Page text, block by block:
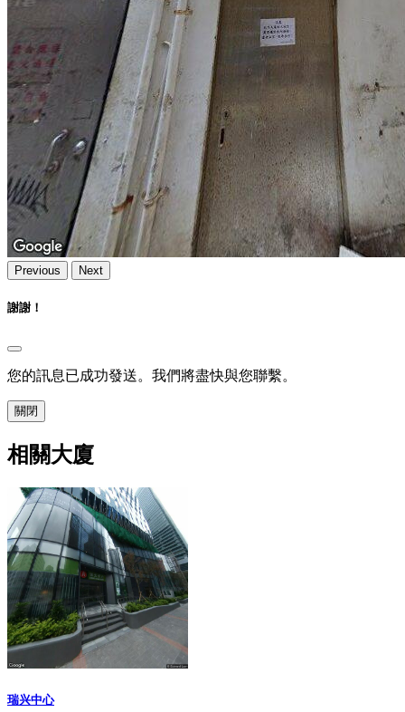
Previous Next
謝謝！
您的訊息已成功發送。我們將盡快與您聯繫。
關閉
相關大廈
瑞兴中心